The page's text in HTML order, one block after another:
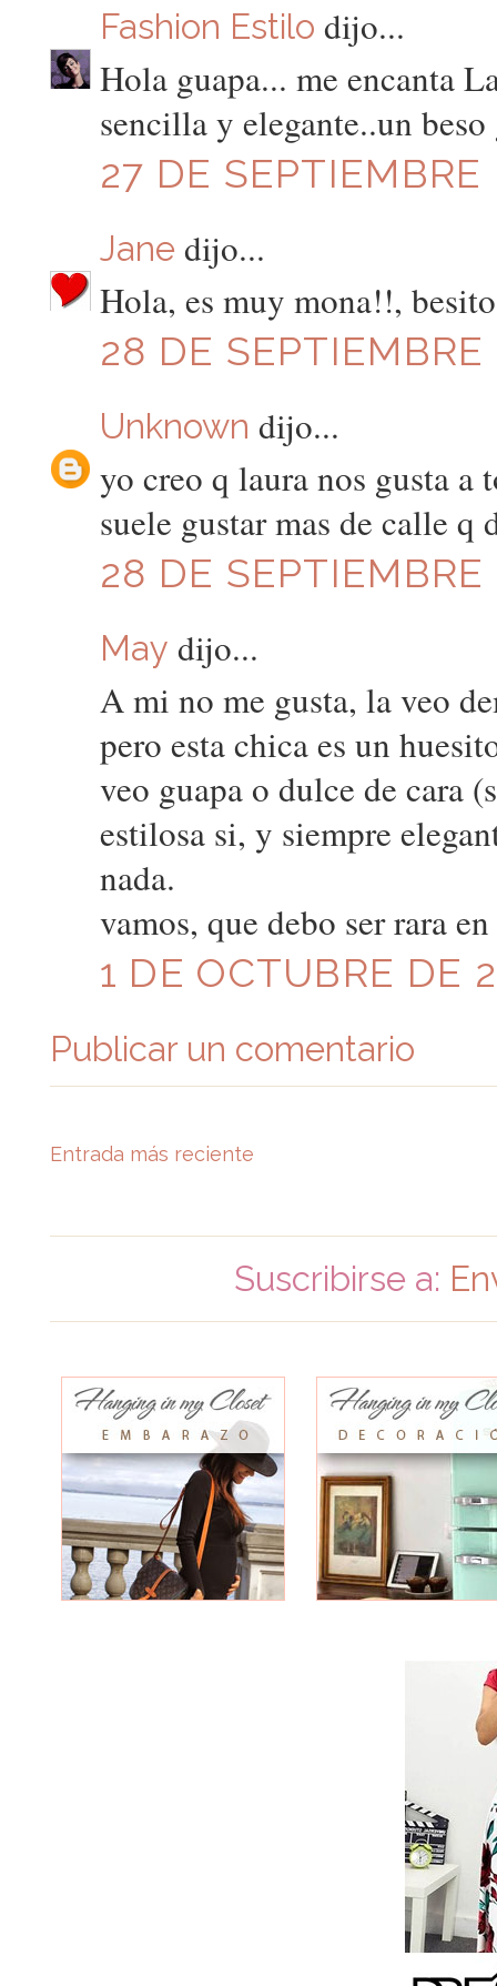
Fashion Estilo dijo...
Hola guapa... me encanta
sencilla y elegante..un beso
27 DE
Jane dijo...
Hola, es muy mona!!,
28 DE
Unknown dijo...
yo creo q laura nos gusta a
suele gustar mas de calle q
28 DE
May dijo...
A mi no me gusta, la veo
pero esta chica es un
veo guapa o dulce de cara
estilosa si, y siempre
nada.
vamos, que debo ser rara
1 DE OCTUBRE DE
Publicar un comentario
Entrada más reciente
Suscribirse a: